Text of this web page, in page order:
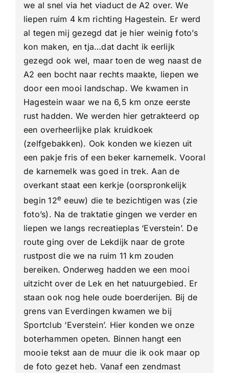
we al snel via het viaduct de A2 over. We
liepen ruim 4 km richting Hagestein. Er werd
al tegen mij gezegd dat je hier weinig foto’s
kon maken, en tja…dat dacht ik eerlijk
gezegd ook wel, maar toen de weg naast de
A2 een bocht naar rechts maakte, liepen we
door een mooi landschap. We kwamen in
Hagestein waar we na 6,5 km onze eerste
rust hadden. We werden hier getrakteerd op
een overheerlijke plak kruidkoek
(zelfgebakken). Ook konden we kiezen uit
een pakje fris of een beker karnemelk. Vooral
de karnemelk was goed in trek. Aan de
overkant staat een kerkje (oorspronkelijk
begin 12e eeuw) die te bezichtigen was (zie
foto’s). Na de traktatie gingen we verder en
liepen we langs recreatieplas ‘Everstein’. De
route ging over de Lekdijk naar de grote
rustpost die we na ruim 11 km zouden
bereiken. Onderweg hadden we een mooi
uitzicht over de Lek en het natuurgebied. Er
staan ook nog hele oude boerderijen. Bij de
grens van Everdingen kwamen we bij
Sportclub ‘Everstein’. Hier konden we onze
boterhammen opeten. Binnen hangt een
mooie tekst aan de muur die ik ook maar op
de foto gezet heb. Vanaf een zendmast